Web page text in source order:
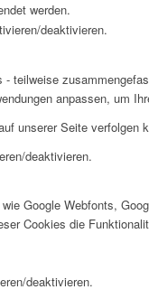
werden.
deaktivieren.
teilweise
anpassen, um
unserer Seite verfolgen
deaktivieren.
Google Webfonts,
Cookies die
deaktivieren.